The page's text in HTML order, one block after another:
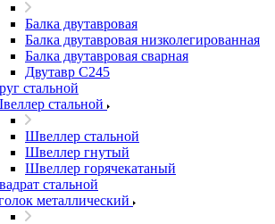
Балка двутавровая
Балка двутавровая низколегированная
Балка двутавровая сварная
Двутавр С245
стальной
стальной
Швеллер стальной
Швеллер гнутый
Швеллер горячекатаный
стальной
металлический